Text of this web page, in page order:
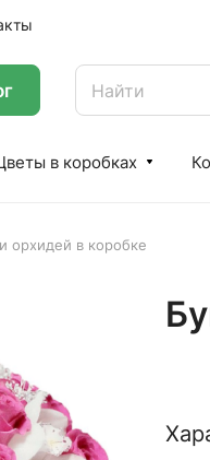
в коробках
орхидей в коробке